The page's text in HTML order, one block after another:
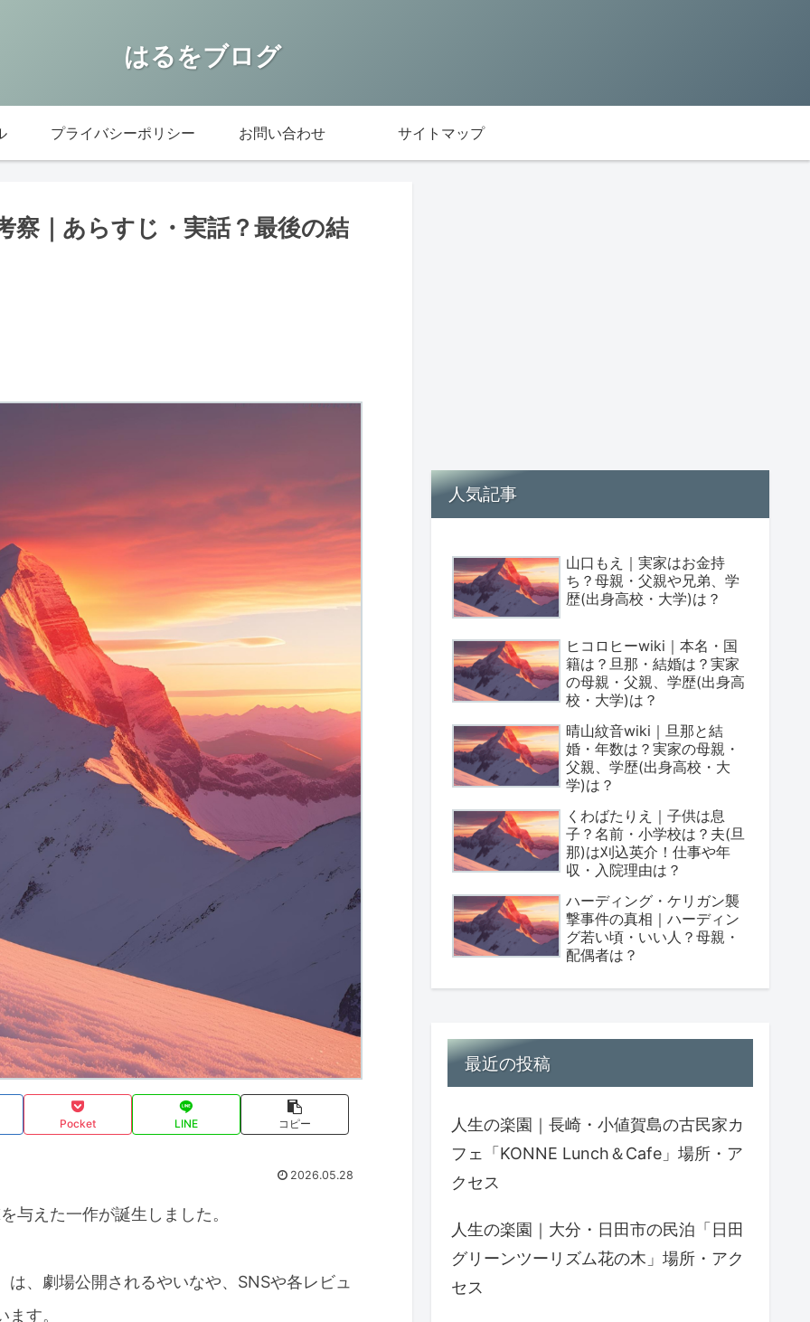
はるをブログ
プライバシーポリシー お問い合わせ サイトマップ
｜あらすじ・実話？最後の結
Pocket LINE コピー
2026.05.28
与えた一作が誕生しました。
、劇場公開されるやいなや、SNSや各レビュ
す。
人気記事
山口もえ｜実家はお金持
ち？母親・父親や兄弟、学
歴(出身高校・大学)は？
ヒコロヒーwiki｜本名・国
籍は？旦那・結婚は？実家
の母親・父親、学歴(出身高
校・大学)は？
晴山紋音wiki｜旦那と結
婚・年数は？実家の母親・
父親、学歴(出身高校・大
学)は？
くわばたりえ｜子供は息
子？名前・小学校は？夫(旦
那)は刈込英介！仕事や年
収・入院理由は？
ハーディング・ケリガン襲
撃事件の真相｜ハーディン
グ若い頃・いい人？母親・
配偶者は？
最近の投稿
人生の楽園｜長崎・小値賀島の古民家カ
フェ「KONNE Lunch＆Cafe」場所・ア
クセス
人生の楽園｜大分・日田市の民泊「日田
グリーンツーリズム花の木」場所・アク
セス